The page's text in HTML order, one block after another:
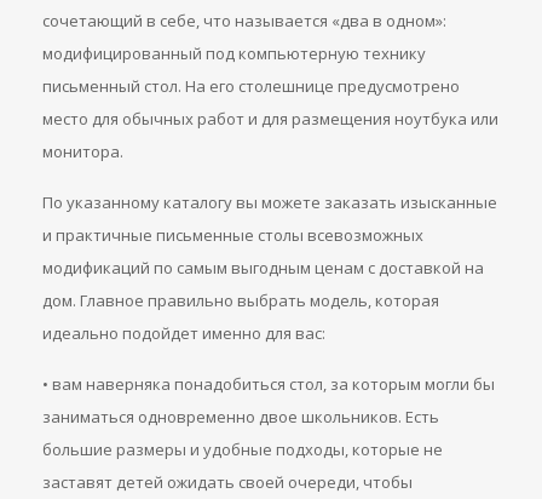
сочетающий в себе, что называется «два в одном»:
модифицированный под компьютерную технику
письменный стол. На его столешнице предусмотрено
место для обычных работ и для размещения ноутбука или
монитора.
По указанному каталогу вы можете заказать изысканные
и практичные письменные столы всевозможных
модификаций по самым выгодным ценам с доставкой на
дом. Главное правильно выбрать модель, которая
идеально подойдет именно для вас:
• вам наверняка понадобиться стол, за которым могли бы
заниматься одновременно двое школьников. Есть
большие размеры и удобные подходы, которые не
заставят детей ожидать своей очереди, чтобы